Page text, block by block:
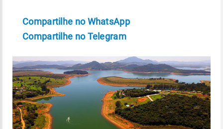
Compartilhe no WhatsApp
Compartilhe no Telegram